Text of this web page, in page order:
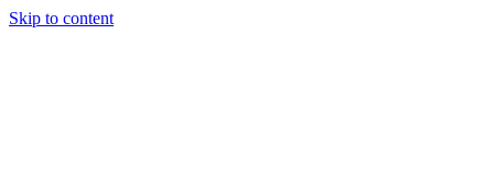
Skip to content